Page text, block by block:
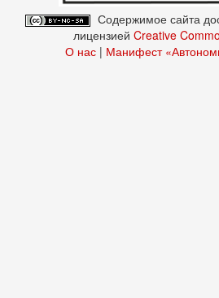
Содержимое сайта
лицензией Creative
О нас| Манифест